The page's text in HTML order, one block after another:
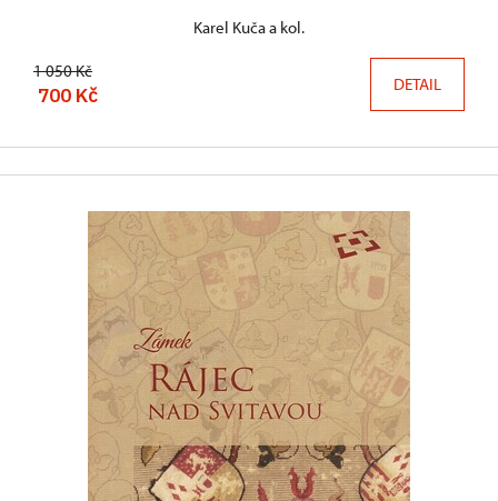
Karel Kuča a kol.
1 050 Kč
700 Kč DETAIL